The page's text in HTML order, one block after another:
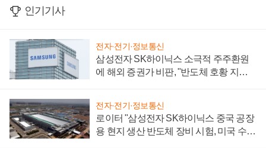
인기기사
전자·전기·정보통신
삼성전자 SK하이닉스 소극적 주주환원
에 해외 증권가 비판, "반도체 호황 지속
전자·전기·정보통신
로이터 "삼성전자 SK하이닉스 중국 공장
용 현지 생산 반도체 장비 시험, 미국 수출